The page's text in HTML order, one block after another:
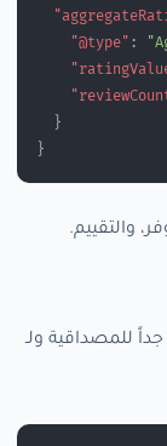
    "@type"
:
  }
}
للمصداقية ولـ